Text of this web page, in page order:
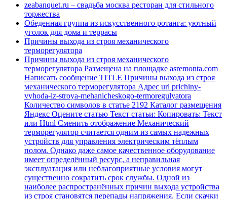
zeabanquet.ru – свадьба москва ресторан для стильного
торжества
Обеденная группа из искусственного ротанга: уютный
уголок для дома и террасы
Причины выхода из строя механического
терморегулятора
Причины выхода из строя механического
терморегулятора Размещена на площадке asremonta.com
Написать сообщение TITLE Причины выхода из строя
механического терморегулятора Адрес url prichiny-
vyhoda-iz-stroya-mehanicheskogo-termoregulyatora
Количество символов в статье 2192 Каталог размещения
Яндекс Оцените статью Текст статьи: Копировать: Текст
или Html Cменить отображение Механический
терморегулятор считается одним из самых надежных
устройств для управления электрическим тёплым
полом. Однако даже самое качественное оборудование
имеет определённый ресурс, а неправильная
эксплуатация или неблагоприятные условия могут
существенно сократить срок службы. Одной из
наиболее распространённых причин выхода устройства
из строя становятся перепады напряжения. Если скачки